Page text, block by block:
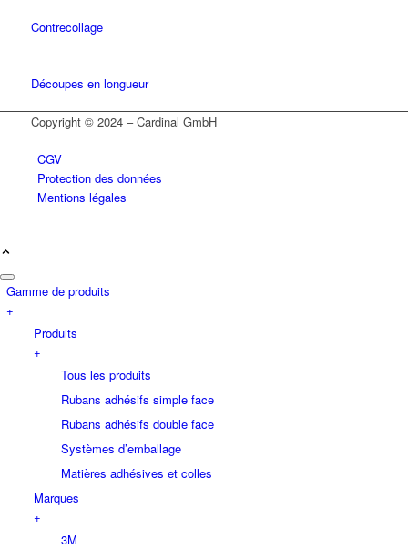
Contrecollage
Découpes en longueur
Copyright © 2024 – Cardinal GmbH
CGV
Protection des données
Mentions légales
Gamme de produits
+
Produits
+
Tous les produits
Rubans adhésifs simple face
Rubans adhésifs double face
Systèmes d’emballage
Matières adhésives et colles
Marques
+
3M